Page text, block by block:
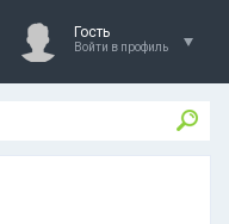
Гость
Войти в профиль